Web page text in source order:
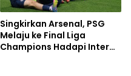
Singkirkan Arsenal, PSG
Melaju ke Final Liga
Champions Hadapi Inter